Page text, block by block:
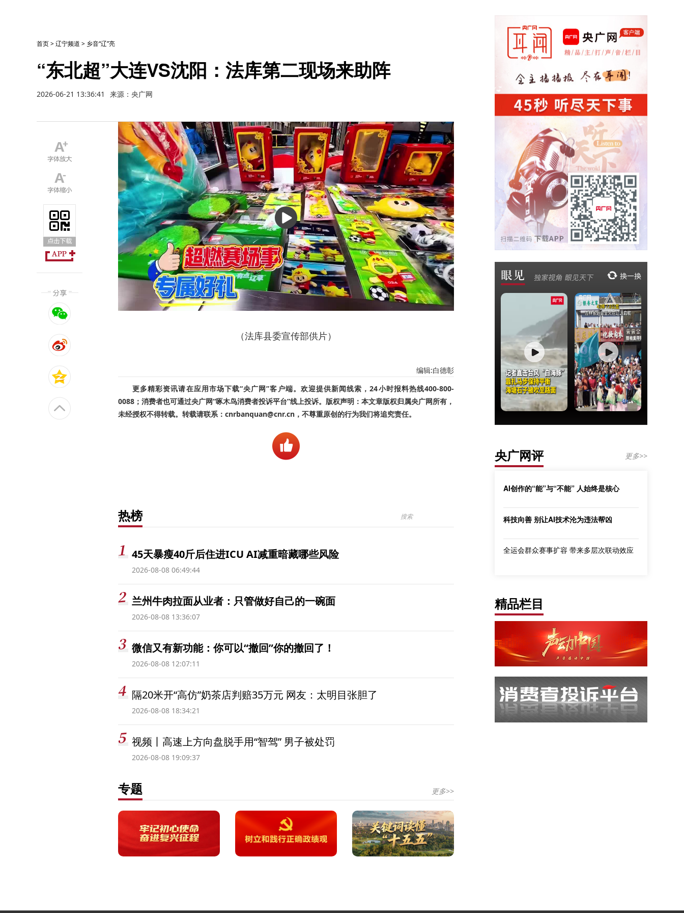
首页>辽宁频道 > 乡音“辽”亮
“东北超”大连VS沈阳：法库第二现场来助阵
2026-06-21 13:36:41 来源：央广网
播
放
（法库县委宣传部供片）
编辑:白德彰
更多精彩资讯请在应用市场下载“央广网”客户端。欢迎提供新闻线索，24小时报料热线400-800-
0088；消费者也可通过央广网“啄木鸟消费者投诉平台”线上投诉。版权声明：本文章版权归属央广网所有，
未经授权不得转载。转载请联系：cnrbanquan@cnr.cn，不尊重原创的行为我们将追究责任。
热榜
45天暴瘦40斤后住进ICU AI减重暗藏哪些风险
2026-08-08 06:49:44
兰州牛肉拉面从业者：只管做好自己的一碗面
2026-08-08 13:36:07
微信又有新功能：你可以“撤回”你的撤回了！
2026-08-08 12:07:11
隔20米开“高仿”奶茶店判赔35万元 网友：太明目张胆了
2026-08-08 18:34:21
视频丨高速上方向盘脱手用“智驾” 男子被处罚
2026-08-08 19:09:37
专题 更多>>
央广网评 更多>>
AI创作的“能”与“不能” 人始终是核心
科技向善 别让AI技术沦为违法帮凶
全运会群众赛事扩容 带来多层次联动效应
精品栏目